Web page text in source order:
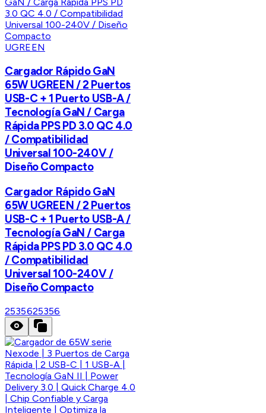
UGREEN
Cargador Rápido GaN
65W UGREEN / 2 Puertos
USB-C + 1 Puerto USB-A /
Tecnología GaN / Carga
Rápida PPS PD 3.0 QC 4.0
/ Compatibilidad
Universal 100-240V /
Diseño Compacto
Cargador Rápido GaN
65W UGREEN / 2 Puertos
USB-C + 1 Puerto USB-A /
Tecnología GaN / Carga
Rápida PPS PD 3.0 QC 4.0
/ Compatibilidad
Universal 100-240V /
Diseño Compacto
2535625356